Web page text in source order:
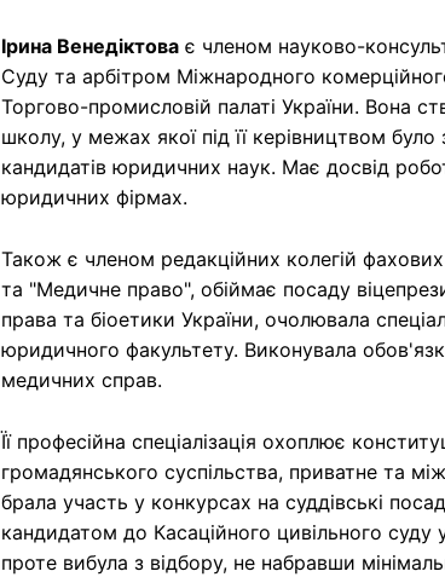
Ірина Венедіктова є членом науково-
Суду та арбітром Міжнародного
Торгово-промисловій палаті України. Вона
школу, у межах якої під її керівництвом
кандидатів юридичних наук. Має досвід
юридичних фірмах.
Також є членом редакційних колегій
та "Медичне право", обіймає посаду
права та біоетики України, очолювала
юридичного факультету. Виконувала
медичних справ.
Її професійна спеціалізація охоплює
громадянського суспільства, приватне та
брала участь у конкурсах на суддівські
кандидатом до Касаційного цивільного суду
проте вибула з відбору, не набравши